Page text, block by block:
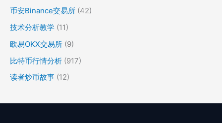
币安Binance交易所 (42)
技术分析教学 (11)
欧易OKX交易所 (9)
比特币行情分析 (917)
读者炒币故事 (12)